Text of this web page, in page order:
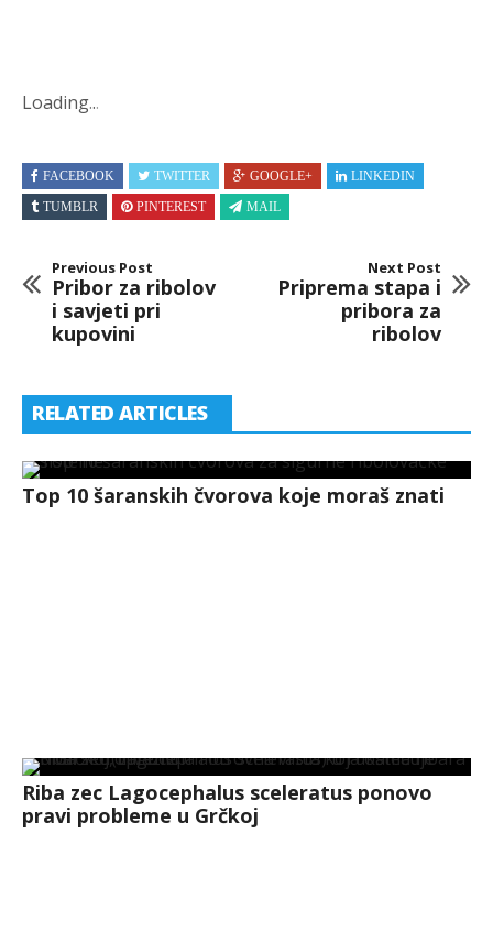
Loading...
FACEBOOK TWITTER GOOGLE+
LINKEDIN
TUMBLR
PINTEREST MAIL
Previous Post
Pribor za ribolov
i savjeti pri
kupovini
Next Post
Priprema stapa i
pribora za
ribolov
RELATED ARTICLES
Top 10 šaranskih čvorova koje moraš znati
Riba zec Lagocephalus sceleratus ponovo
pravi probleme u Grčkoj